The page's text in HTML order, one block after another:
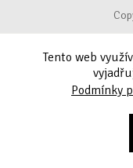
Tento web
Podmínky